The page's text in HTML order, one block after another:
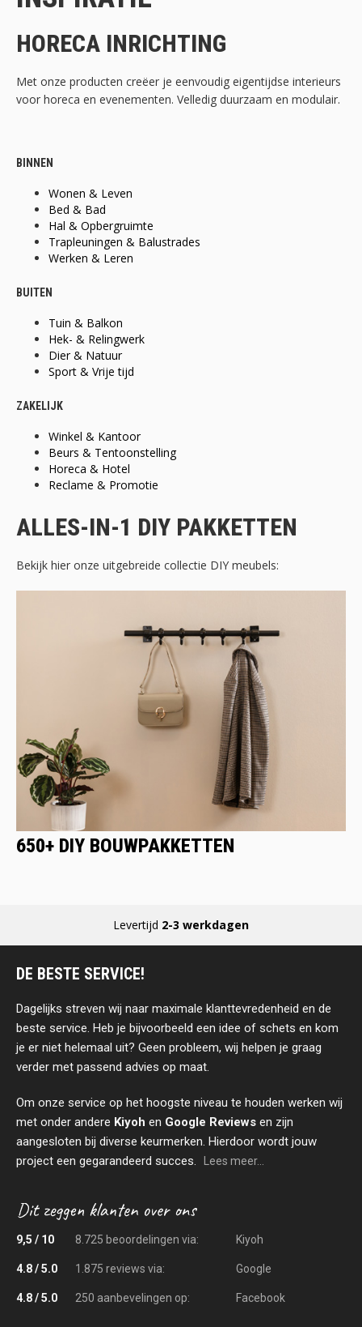
HORECA INRICHTING
Met onze producten creëer je eenvoudig eigentijdse interieurs
voor horeca en evenementen. Velledig duurzaam en modulair.
BINNEN
Wonen & Leven
Bed & Bad
Hal & Opbergruimte
Trapleuningen & Balustrades
Werken & Leren
BUITEN
Tuin & Balkon
Hek- & Relingwerk
Dier & Natuur
Sport & Vrije tijd
ZAKELIJK
Winkel & Kantoor
Beurs & Tentoonstelling
Horeca & Hotel
Reclame & Promotie
ALLES-IN-1 DIY PAKKETTEN
Bekijk hier onze uitgebreide collectie DIY meubels:
650+ DIY BOUWPAKKETTEN
Levertijd 2-3 werkdagen
DE BESTE SERVICE!
Dagelijks streven wij naar maximale klanttevredenheid en de
beste service. Heb je bijvoorbeeld een idee of schets en kom
je er niet helemaal uit? Geen probleem, wij helpen je graag
verder met passend advies op maat.
Om onze service op het hoogste niveau te houden werken wij
met onder andere Kiyoh en Google Reviews en zijn
aangesloten bij diverse keurmerken. Hierdoor wordt jouw
project een gegarandeerd succes.
Lees meer...
9,5 / 10 8.725 beoordelingen via: Kiyoh
4.8 / 5.0 1.875 reviews via: Google
4.8 / 5.0 250 aanbevelingen op: Facebook